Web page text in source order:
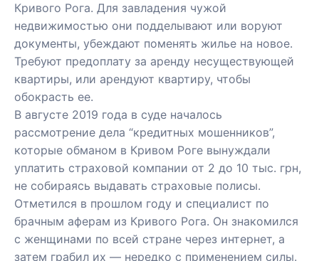
Кривого Рога. Для завладения чужой
недвижимостью они подделывают или воруют
документы, убеждают поменять жилье на новое.
Требуют предоплату за аренду несуществующей
квартиры, или арендуют квартиру, чтобы
обокрасть ее.
В августе 2019 года в суде началось
рассмотрение дела “кредитных мошенников”,
которые обманом в Кривом Роге вынуждали
уплатить страховой компании от 2 до 10 тыс. грн,
не собираясь выдавать страховые полисы.
Отметился в прошлом году и специалист по
брачным аферам из Кривого Рога. Он знакомился
с женщинами по всей стране через интернет, а
затем грабил их — нередко с применением силы.